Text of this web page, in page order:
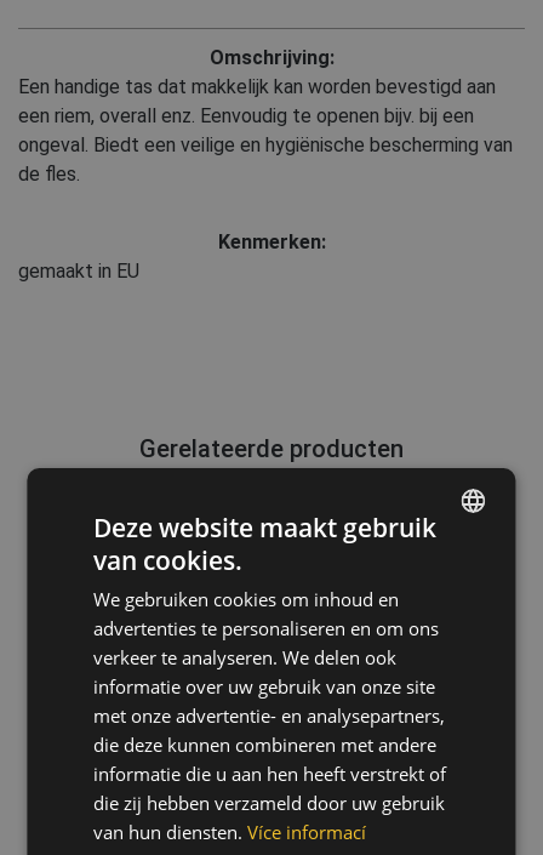
Omschrijving:
Een handige tas dat makkelijk kan worden bevestigd aan
een riem, overall enz. Eenvoudig te openen bijv. bij een
ongeval. Biedt een veilige en hygiënische bescherming van
de fles.
Kenmerken:
gemaakt in EU
Gerelateerde producten
PLUM 4752 pH PLUM 4752
EyeNEUTRAL 200 ml
9911002799999
CZECH
HUNGARIAN
SLOVAK
ROMANIAN
POLISH
GERMAN
Deze website maakt gebruik
van cookies.
We gebruiken cookies om inhoud en
advertenties te personaliseren en om ons
verkeer te analyseren. We delen ook
informatie over uw gebruik van onze site
met onze advertentie- en analysepartners,
die deze kunnen combineren met andere
informatie die u aan hen heeft verstrekt of
die zij hebben verzameld door uw gebruik
van hun diensten. Více informací